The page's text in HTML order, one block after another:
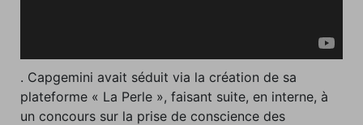
. Capgemini avait séduit via la création de sa
plateforme « La Perle », faisant suite, en interne, à
un concours sur la prise de conscience des